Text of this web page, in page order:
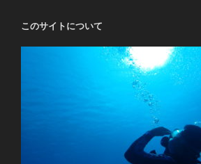
ン
このサイトについて